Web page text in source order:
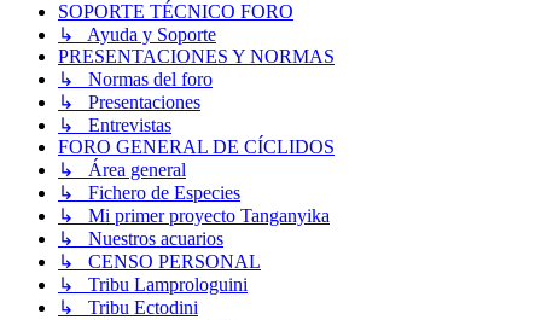
SOPORTE TÉCNICO FORO
↳ Ayuda y Soporte
PRESENTACIONES Y NORMAS
↳ Normas del foro
↳ Presentaciones
↳ Entrevistas
FORO GENERAL DE CÍCLIDOS
↳ Área general
↳ Fichero de Especies
↳ Mi primer proyecto Tanganyika
↳ Nuestros acuarios
↳ CENSO PERSONAL
↳ Tribu Lamprologuini
↳ Tribu Ectodini